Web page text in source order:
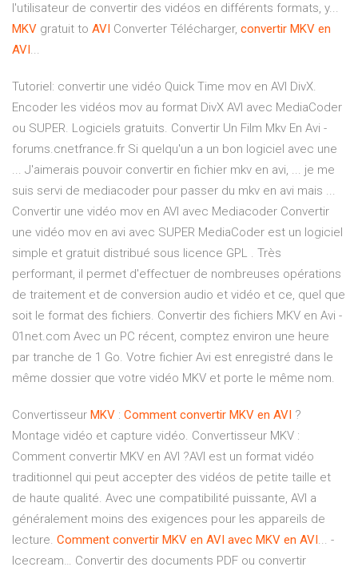
l'utilisateur de convertir des vidéos en différents formats, y...
MKV gratuit to AVI Converter Télécharger, convertir MKV en
AVI ...
Tutoriel: convertir une vidéo Quick Time mov en AVI DivX.
Encoder les vidéos mov au format DivX AVI avec MediaCoder
ou SUPER. Logiciels gratuits. Convertir Un Film Mkv En Avi -
forums.cnetfrance.fr Si quelqu'un a un bon logiciel avec une
... J'aimerais pouvoir convertir en fichier mkv en avi, ... je me
suis servi de mediacoder pour passer du mkv en avi mais ...
Convertir une vidéo mov en AVI avec Mediacoder Convertir
une vidéo mov en avi avec SUPER MediaCoder est un logiciel
simple et gratuit distribué sous licence GPL . Très
performant, il permet d'effectuer de nombreuses opérations
de traitement et de conversion audio et vidéo et ce, quel que
soit le format des fichiers. Convertir des fichiers MKV en Avi -
01net.com Avec un PC récent, comptez environ une heure
par tranche de 1 Go. Votre fichier Avi est enregistré dans le
même dossier que votre vidéo MKV et porte le même nom.
Convertisseur MKV : Comment convertir MKV en AVI ?
Montage vidéo et capture vidéo. Convertisseur MKV :
Comment convertir MKV en AVI ?AVI est un format vidéo
traditionnel qui peut accepter des vidéos de petite taille et
de haute qualité. Avec une compatibilité puissante, AVI a
généralement moins des exigences pour les appareils de
lecture. Comment convertir MKV en AVI avec MKV en AVI ... -
Icecream… Convertir des documents PDF ou convertir